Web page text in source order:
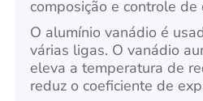
composição e controle de
O alumínio vanádio é
várias ligas. O vanádio
eleva a temperatura de
reduz o coeficiente de